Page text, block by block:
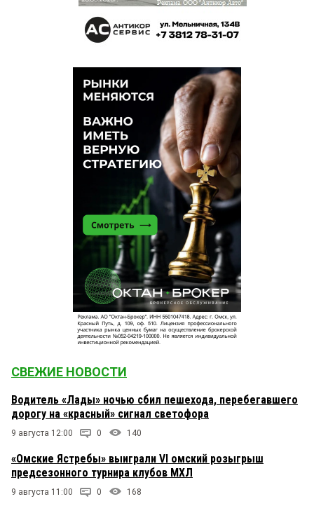
СВЕЖИЕ НОВОСТИ
Водитель «Лады» ночью сбил пешехода, перебегавшего
дорогу на «красный» сигнал светофора
9 августа 12:00 0 140
«Омские Ястребы» выиграли VI омский розыгрыш
предсезонного турнира клубов МХЛ
9 августа 11:00 0 168